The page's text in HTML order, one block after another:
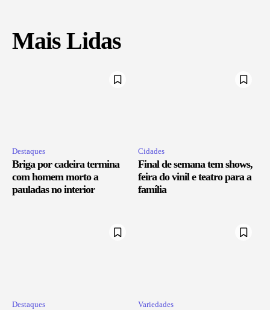
Mais Lidas
Destaques
Briga por cadeira termina
com homem morto a
pauladas no interior
Cidades
Final de semana tem shows,
feira do vinil e teatro para a
família
Destaques Variedades